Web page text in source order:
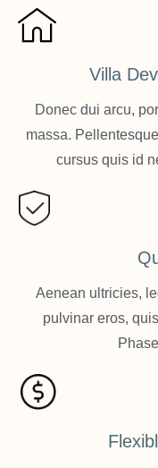
Villa
Donec dui arcu,
massa.
cursus quis id
Aenean ultricies,
pulvinar eros,